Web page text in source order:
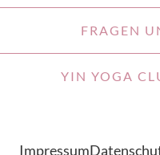
FRAGEN
YIN YOGA
Impressum